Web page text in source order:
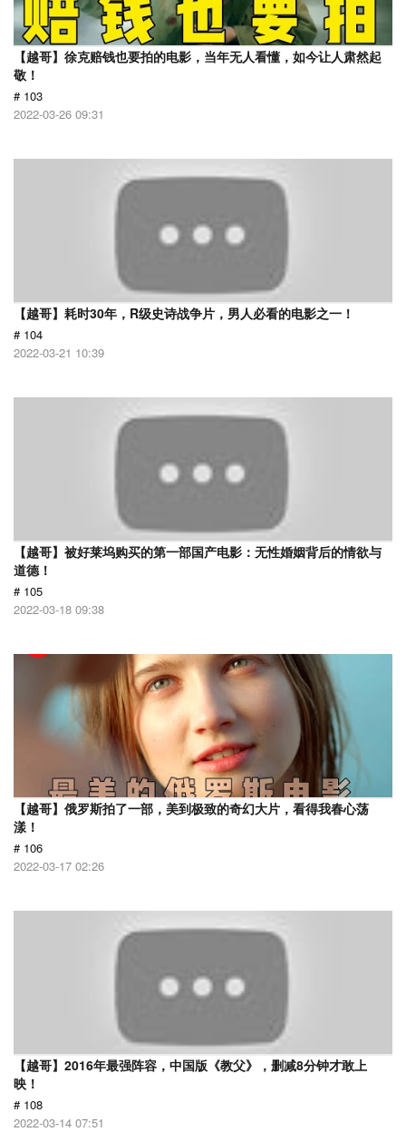
【越哥】徐克赔钱也要拍的电影，当年无人看懂，如今让人肃然起
敬！
# 103
2022-03-26 09:31
【越哥】耗时30年，R级史诗战争片，男人必看的电影之一！
# 104
2022-03-21 10:39
【越哥】被好莱坞购买的第一部国产电影：无性婚姻背后的情欲与
道德！
# 105
2022-03-18 09:38
【越哥】俄罗斯拍了一部，美到极致的奇幻大片，看得我春心荡
漾！
# 106
2022-03-17 02:26
【越哥】2016年最强阵容，中国版《教父》，删减8分钟才敢上
映！
# 108
2022-03-14 07:51